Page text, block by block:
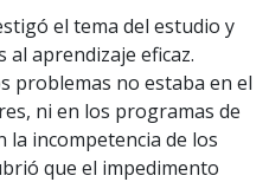
el tema del estudio y
aprendizaje eficaz.
problemas no estaba en el
ni en los programas de
la incompetencia de los
que el impedimento